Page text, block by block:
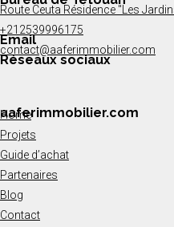
Route Ceuta Résidence "Les
+212539996175
Email
contact@aaferimmobilier.com
Réseaux sociaux
aaferimmobilier.com
Home
Projets
Guide d’achat
Partenaires
Blog
Contact